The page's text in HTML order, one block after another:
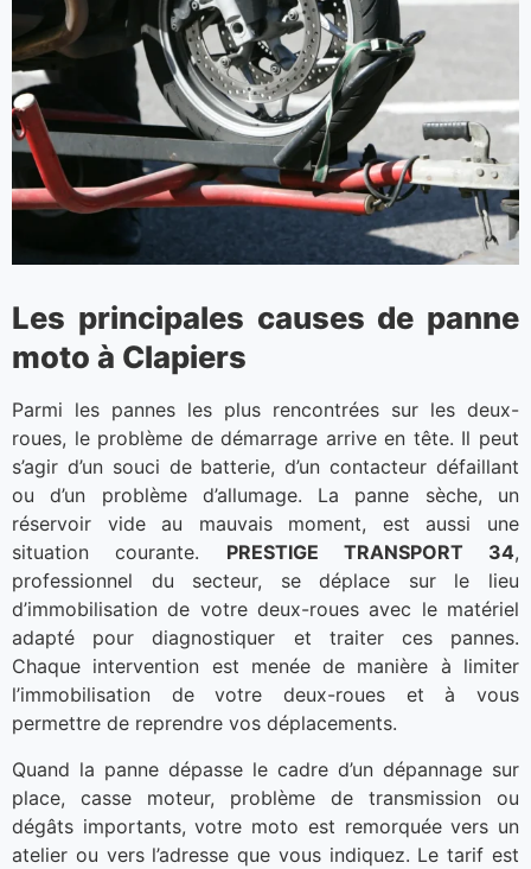
Les principales causes de panne
moto à Clapiers
Parmi les pannes les plus rencontrées sur les deux-
roues, le problème de démarrage arrive en tête. Il peut
s’agir d’un souci de batterie, d’un contacteur défaillant
ou d’un problème d’allumage. La panne sèche, un
réservoir vide au mauvais moment, est aussi une
situation courante. PRESTIGE TRANSPORT 34,
professionnel du secteur, se déplace sur le lieu
d’immobilisation de votre deux-roues avec le matériel
adapté pour diagnostiquer et traiter ces pannes.
Chaque intervention est menée de manière à limiter
l’immobilisation de votre deux-roues et à vous
permettre de reprendre vos déplacements.
Quand la panne dépasse le cadre d’un dépannage sur
place, casse moteur, problème de transmission ou
dégâts importants, votre moto est remorquée vers un
atelier ou vers l’adresse que vous indiquez. Le tarif est